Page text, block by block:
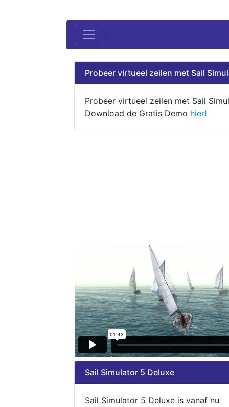
Probeer virtueel zeilen met Sail
Probeer virtueel zeilen met Sail
Download de Gratis Demo hier!
Sail Simulator 5 Deluxe
Sail Simulator 5 Deluxe is vanaf nu